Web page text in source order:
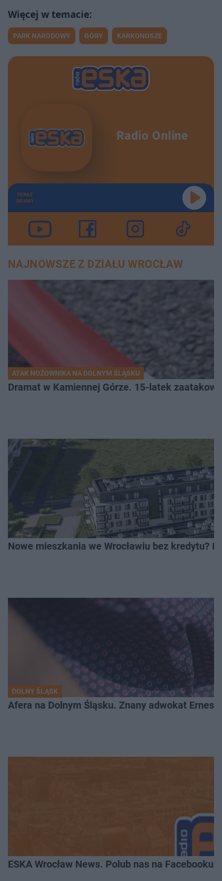
PARK NARODOWY GÓRY KARKONOSZE
Radio Online
TERAZ
GRAMY
NAJNOWSZE Z DZIAŁU WROCŁAW
ATAK NOŻOWNIKA NA DOLNYM ŚLĄSKU
Dramat w Kamiennej Górze. 15-latek
Nowe mieszkania we Wrocławiu bez kredytu?
DOLNY ŚLĄSK
Afera na Dolnym Śląsku. Znany adwokat Ernest
ESKA Wrocław News. Polub nas na Facebooku!